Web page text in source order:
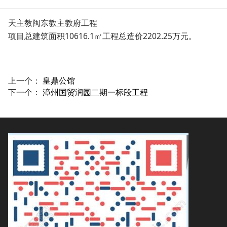
天主教闽东教主教府工程
项目总建筑面积10616.1㎡工程总造价2202.25万元。
上一个： 皇鼎公馆
下一个： 漳州国贸润园二期一标段工程